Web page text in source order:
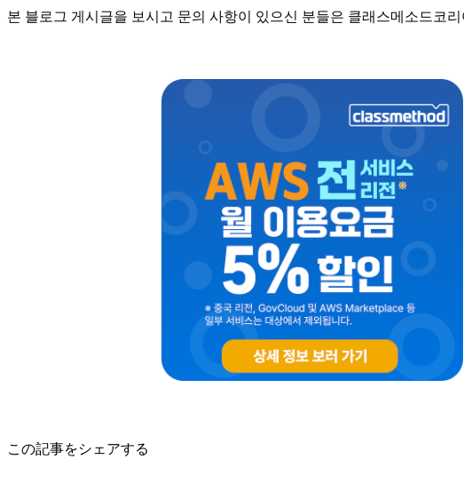
본 블로그 게시글을 보시고 문의 사항이 있으신 분들은 클래스메소드코
この記事をシェアする